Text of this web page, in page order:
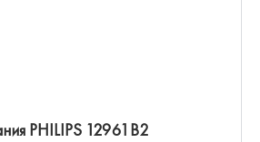
PHILIPS 12961B2